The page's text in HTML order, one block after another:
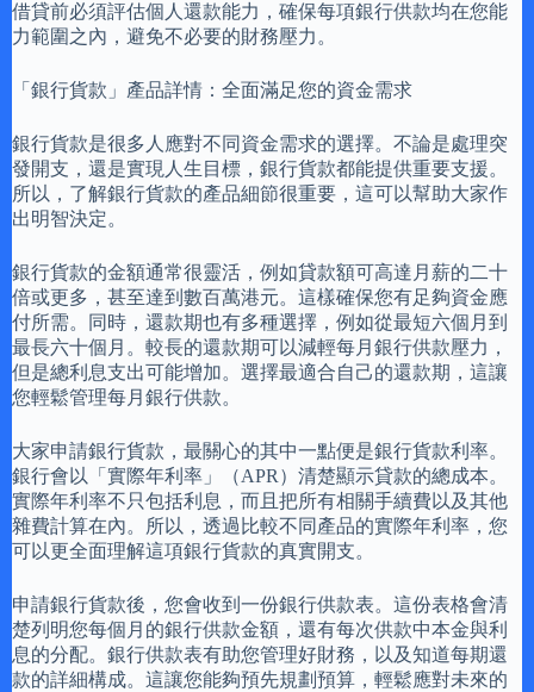
借貸前必須評估個人還款能力，確保每項銀行供款均在您能
力範圍之內，避免不必要的財務壓力。
「銀行貨款」產品詳情：全面滿足您的資金需求
銀行貨款是很多人應對不同資金需求的選擇。不論是處理突
發開支，還是實現人生目標，銀行貨款都能提供重要支援。
所以，了解銀行貨款的產品細節很重要，這可以幫助大家作
出明智決定。
銀行貨款的金額通常很靈活，例如貸款額可高達月薪的二十
倍或更多，甚至達到數百萬港元。這樣確保您有足夠資金應
付所需。同時，還款期也有多種選擇，例如從最短六個月到
最長六十個月。較長的還款期可以減輕每月銀行供款壓力，
但是總利息支出可能增加。選擇最適合自己的還款期，這讓
您輕鬆管理每月銀行供款。
大家申請銀行貨款，最關心的其中一點便是銀行貨款利率。
銀行會以「實際年利率」（APR）清楚顯示貸款的總成本。
實際年利率不只包括利息，而且把所有相關手續費以及其他
雜費計算在內。所以，透過比較不同產品的實際年利率，您
可以更全面理解這項銀行貨款的真實開支。
申請銀行貨款後，您會收到一份銀行供款表。這份表格會清
楚列明您每個月的銀行供款金額，還有每次供款中本金與利
息的分配。銀行供款表有助您管理好財務，以及知道每期還
款的詳細構成。這讓您能夠預先規劃預算，輕鬆應對未來的